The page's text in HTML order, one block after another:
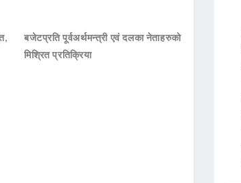
बजेटप्रति पूर्वअर्थमन्त्री एवं दलका नेताहरुको
मिश्रित प्रतिक्रिया